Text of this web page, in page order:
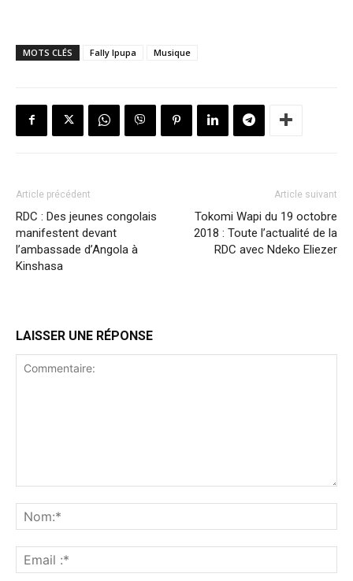
MOTS CLÉS Fally Ipupa Musique
Article précédent
RDC : Des jeunes congolais
manifestent devant
l’ambassade d’Angola à
Kinshasa
Article suivant
Tokomi Wapi du 19 octobre
2018 : Toute l’actualité de la
RDC avec Ndeko Eliezer
LAISSER UNE RÉPONSE